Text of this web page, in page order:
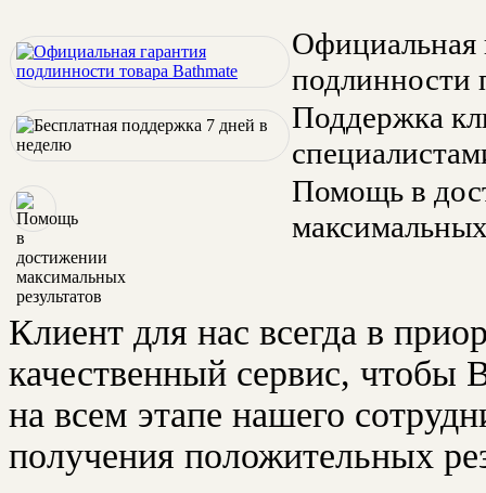
Официальная
подлинности
Поддержка
Помощь в
Клиент для нас всегда в
качественный сервис,
на всем этапе нашего
получения положительных